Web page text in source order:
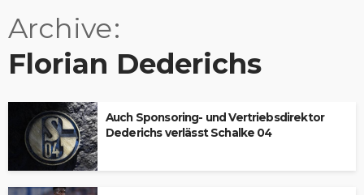
Archive
Florian Dederichs
Auch Sponsoring- und Vertriebsdirektor
Dederichs verlässt Schalke 04